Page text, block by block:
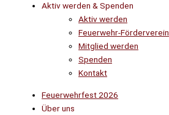
Aktiv werden & Spenden
Aktiv werden
Feuerwehr-Förderverein
Mitglied werden
Spenden
Kontakt
Feuerwehrfest 2026
Über uns